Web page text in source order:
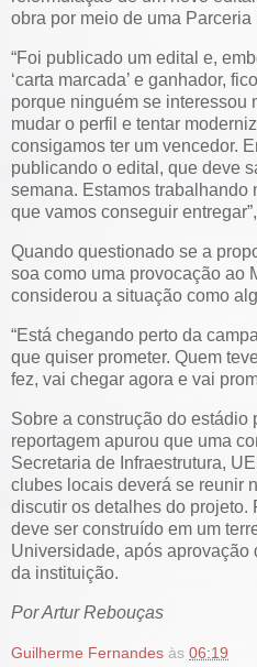
obra por meio de uma
“Foi publicado um edital e,
‘carta marcada’ e ganhador,
porque ninguém se interessou
mudar o perfil e tentar
consigamos ter um vencedor.
publicando o edital, que deve
semana. Estamos trabalhando
que vamos conseguir
Quando questionado se a
soa como uma provocação ao
considerou a situação como
“Está chegando perto da
que quiser prometer. Quem
fez, vai chegar agora e vai
Sobre a construção do estádio
reportagem apurou que uma
Secretaria de Infraestrutura,
clubes locais deverá se reunir
discutir os detalhes do projeto.
deve ser construído em um
Universidade, após
da instituição.
Por Artur Rebouças
Guilherme Fernandes às 06:19